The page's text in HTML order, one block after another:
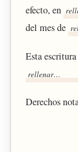
efecto, en
del mes de
Esta
Derechos